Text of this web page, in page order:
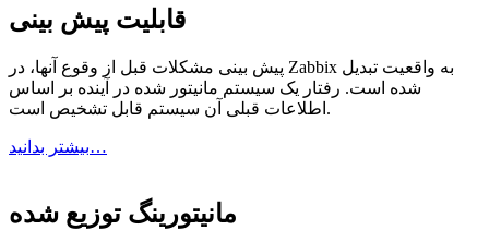
قابلیت پیش بینی
پیش بینی مشکلات قبل از وقوع آنها، در Zabbix به واقعیت تبدیل
شده است. رفتار یک سیستم مانیتور شده در آینده بر اساس
اطلاعات قبلی آن سیستم قابل تشخیص است.
بیشتر بدانید…
مانیتورینگ توزیع شده